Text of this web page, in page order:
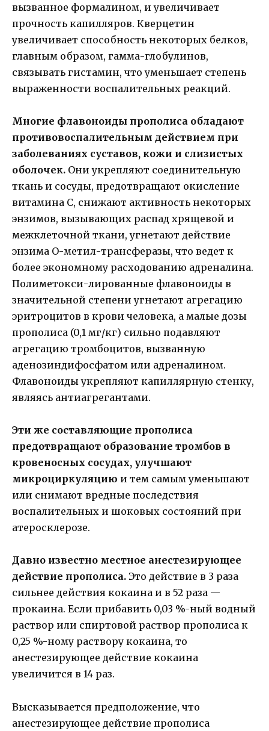
вызванное формалином, и увеличивает
прочность капилляров. Кверцетин
увеличивает способность некоторых белков,
главным образом, гамма-глобулинов,
связывать гистамин, что уменьшает степень
выраженности воспалительных реакций.
Многие флавоноиды прополиса обладают
противовоспалительным действием при
заболеваниях суставов, кожи и слизистых
оболочек. Они укрепляют соединительную
ткань и сосуды, предотвращают окисление
витамина С, снижают активность некоторых
энзимов, вызывающих распад хрящевой и
межклеточной ткани, угнетают действие
энзима О-метил-трансферазы, что ведет к
более экономному расходованию адреналина.
Полиметокси-лированные флавоноиды в
значительной степени угнетают агрегацию
эритроцитов в крови человека, а малые дозы
прополиса (0,1 мг/кг) сильно подавляют
агрегацию тромбоцитов, вызванную
аденозиндифосфатом или адреналином.
Флавоноиды укрепляют капиллярную стенку,
являясь антиагрегантами.
Эти же составляющие прополиса
предотвращают образование тромбов в
кровеносных сосудах, улучшают
микроциркуляцию и тем самым уменьшают
или снимают вредные последствия
воспалительных и шоковых состояний при
атеросклерозе.
Давно известно местное анестезирующее
действие прополиса. Это действие в 3 раза
сильнее действия кокаина и в 52 раза —
прокаина. Если прибавить 0,03 %-ный водный
раствор или спиртовой раствор прополиса к
0,25 %-ному раствору кокаина, то
анестезирующее действие кокаина
увеличится в 14 раз.
Высказывается предположение, что
анестезирующее действие прополиса